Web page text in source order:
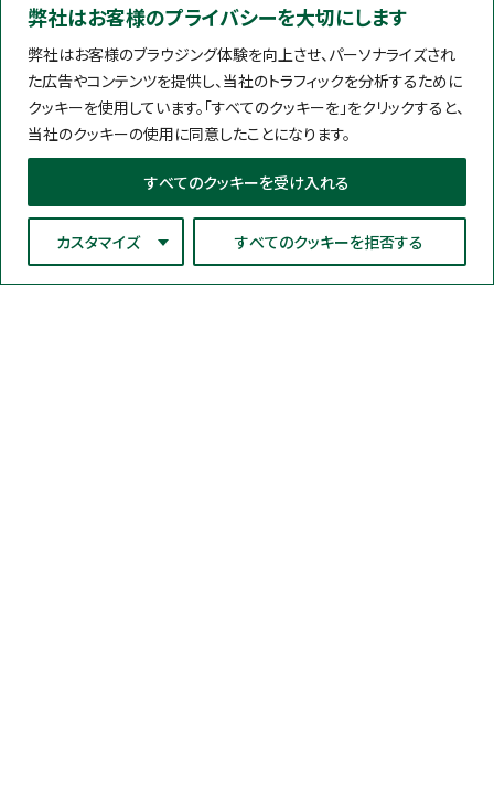
弊社はお客様のプライバシーを大切にします
弊社はお客様のブラウジング体験を向上させ、パーソナライズされ
た広告やコンテンツを提供し、当社のトラフィックを分析するために
クッキーを使用しています。「すべてのクッキーを」をクリックすると、
当社のクッキーの使用に同意したことになります。
カスタマイズ すべてのクッキーを拒否する
すべてのクッキーを受け入れる